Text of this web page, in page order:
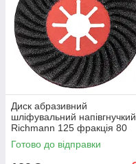
Диск абразивний
шліфувальний напівгнучкий
Richmann 125 фракція 80
(C4665)
Готово до відправки